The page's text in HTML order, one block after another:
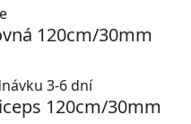
120cm/30mm
3-6 dní
120cm/30mm